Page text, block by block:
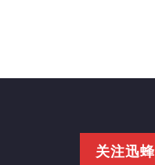
关注迅蜂